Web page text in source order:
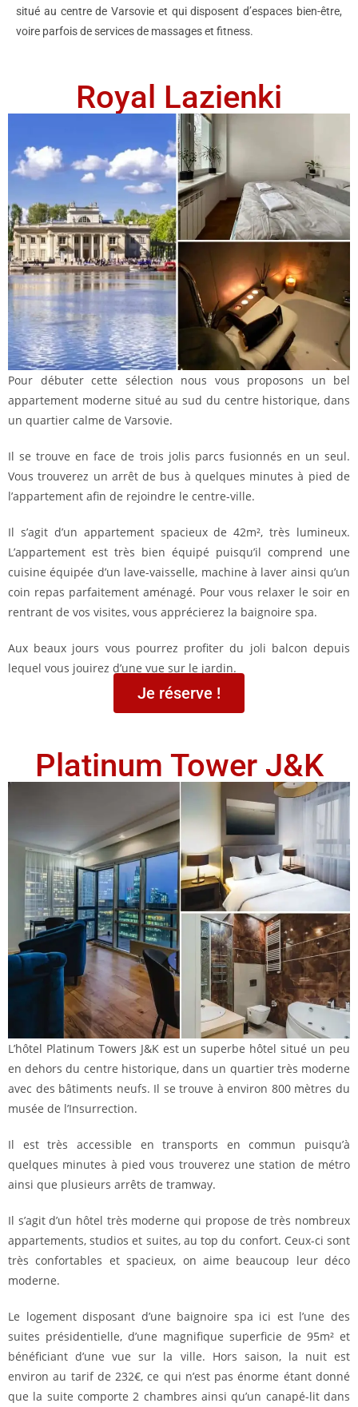
situé au centre de Varsovie et qui disposent d’espaces bien-être,
voire parfois de services de massages et fitness.
Royal Lazienki
Pour débuter cette sélection nous vous proposons un bel
appartement moderne situé au sud du centre historique, dans
un quartier calme de Varsovie.
Il se trouve en face de trois jolis parcs fusionnés en un seul.
Vous trouverez un arrêt de bus à quelques minutes à pied de
l’appartement afin de rejoindre le centre-ville.
Il s’agit d’un appartement spacieux de 42m², très lumineux.
L’appartement est très bien équipé puisqu’il comprend une
cuisine équipée d’un lave-vaisselle, machine à laver ainsi qu’un
coin repas parfaitement aménagé. Pour vous relaxer le soir en
rentrant de vos visites, vous apprécierez la baignoire spa.
Aux beaux jours vous pourrez profiter du joli balcon depuis
lequel vous jouirez d’une vue sur le jardin.
Je réserve !
Platinum Tower J&K
L’hôtel Platinum Towers J&K est un superbe hôtel situé un peu
en dehors du centre historique, dans un quartier très moderne
avec des bâtiments neufs. Il se trouve à environ 800 mètres du
musée de l’Insurrection.
Il est très accessible en transports en commun puisqu’à
quelques minutes à pied vous trouverez une station de métro
ainsi que plusieurs arrêts de tramway.
Il s’agit d’un hôtel très moderne qui propose de très nombreux
appartements, studios et suites, au top du confort. Ceux-ci sont
très confortables et spacieux, on aime beaucoup leur déco
moderne.
Le logement disposant d’une baignoire spa ici est l’une des
suites présidentielle, d’une magnifique superficie de 95m² et
bénéficiant d’une vue sur la ville. Hors saison, la nuit est
environ au tarif de 232€, ce qui n’est pas énorme étant donné
que la suite comporte 2 chambres ainsi qu’un canapé-lit dans